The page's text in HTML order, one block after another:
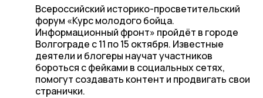
Всероссийский историко-просветительский
форум «Курс молодого бойца.
Информационный фронт» пройдёт в городе
Волгограде с 11 по 15 октября. Известные
деятели и блогеры научат участников
бороться с фейками в социальных сетях,
помогут создавать контент и продвигать свои
странички.